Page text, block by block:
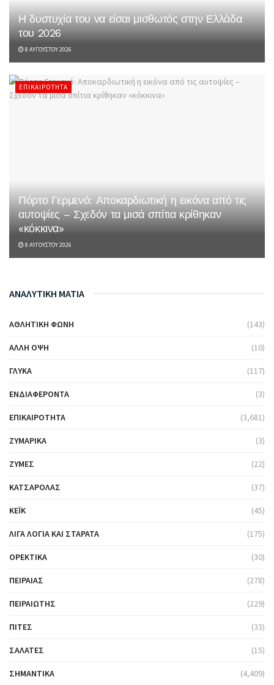
Η δυστυχία του να είσαι μισθωτός στην Ελλάδα
του 2026
8 ΑΥΓΟΎΣΤΟΥ 2026
ΕΠΙΚΑΙΡΌΤΗΤΑ
Πόρτο Γερμενό: Αποκαρδιωτική η εικόνα από τις
αυτοψίες – Σχεδόν τα μισά σπίτια κρίθηκαν
«κόκκινα»
8 ΑΥΓΟΎΣΤΟΥ 2026
ΑΝΑΛΥΤΙΚΗ ΜΑΤΙΑ
ΑΘΛΗΤΙΚΉ ΦΩΝΉ (143)
ΆΛΛΗ ΌΨΗ (10)
ΓΛΥΚΆ (117)
ΕΝΔΙΑΦΈΡΟΝΤΑ (3)
ΕΠΙΚΑΙΡΌΤΗΤΑ (3,681)
ΖΥΜΑΡΙΚΆ (3)
ΖΎΜΕΣ (22)
ΚΑΤΣΑΡΌΛΑΣ (37)
ΚΈΙΚ (45)
ΛΊΓΑ ΛΌΓΙΑ ΚΑΙ ΣΤΑΡΆΤΑ (175)
ΟΡΕΚΤΙΚΆ (30)
ΠΕΙΡΑΙΆΣ (278)
ΠΕΙΡΑΙΏΤΗΣ (229)
ΠΊΤΕΣ (33)
ΣΑΛΆΤΕΣ (15)
ΣΗΜΑΝΤΙΚΆ (4,409)